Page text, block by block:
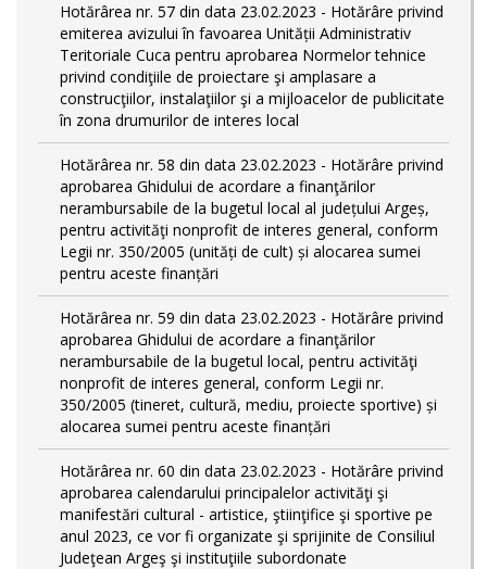
Hotărârea nr. 57 din data 23.02.2023 - Hotărâre privind
emiterea avizului în favoarea Unității Administrativ
Teritoriale Cuca pentru aprobarea Normelor tehnice
privind condiţiile de proiectare şi amplasare a
construcţiilor, instalaţiilor şi a mijloacelor de publicitate
în zona drumurilor de interes local
Hotărârea nr. 58 din data 23.02.2023 - Hotărâre privind
aprobarea Ghidului de acordare a finanţărilor
nerambursabile de la bugetul local al județului Argeș,
pentru activităţi nonprofit de interes general, conform
Legii nr. 350/2005 (unități de cult) și alocarea sumei
pentru aceste finanțări
Hotărârea nr. 59 din data 23.02.2023 - Hotărâre privind
aprobarea Ghidului de acordare a finanţărilor
nerambursabile de la bugetul local, pentru activităţi
nonprofit de interes general, conform Legii nr.
350/2005 (tineret, cultură, mediu, proiecte sportive) și
alocarea sumei pentru aceste finanțări
Hotărârea nr. 60 din data 23.02.2023 - Hotărâre privind
aprobarea calendarului principalelor activităţi şi
manifestări cultural - artistice, ştiinţifice şi sportive pe
anul 2023, ce vor fi organizate şi sprijinite de Consiliul
Judeţean Argeş şi instituţiile subordonate